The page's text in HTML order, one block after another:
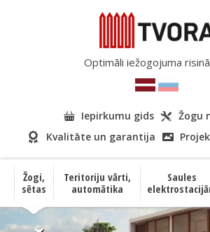
Optimāli iežogojuma
Iepirkumu gids
Žogu
Kvalitāte un garantija
Žogi,
sētas
Teritoriju vārti,
automātika
Saules